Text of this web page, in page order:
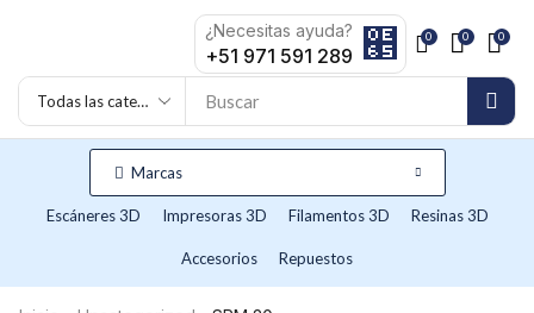
Buscar
¿Necesitas ayuda?
+51 971 591 289
0 0 0
Marcas
Escáneres 3D Impresoras 3D Filamentos 3D Resinas 3D
Accesorios Repuestos